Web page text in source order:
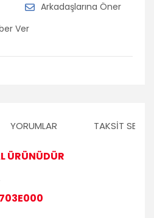
Arkadaşlarına Öner
Ver
YORUMLAR TAKSIT
ÜRÜNÜDÜR